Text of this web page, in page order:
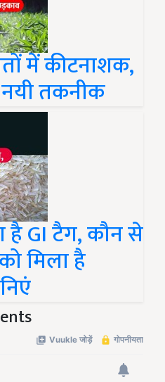
में कीटनाशक,
तकनीक
है GI टैग, कौन से
मिला है